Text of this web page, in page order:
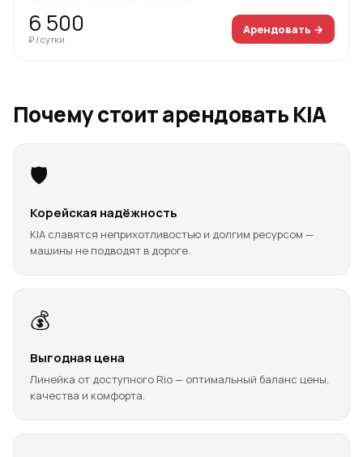
6 500
₽ / сутки
Арендовать →
Почему стоит арендовать KIA
🛡️
Корейская надёжность
KIA славятся неприхотливостью и долгим ресурсом —
машины не подводят в дороге.
💰
Выгодная цена
Линейка от доступного Rio — оптимальный баланс цены,
качества и комфорта.